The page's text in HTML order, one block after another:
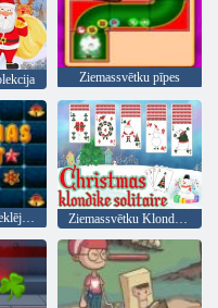
Ziemassvētku pīpes
Ziemassvētku meklējumi Ziemassvētku Klondike Solitaire